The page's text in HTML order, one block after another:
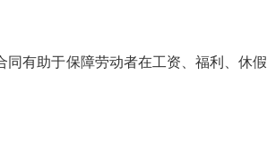
同有助于保障劳动者在工资、福利、休假